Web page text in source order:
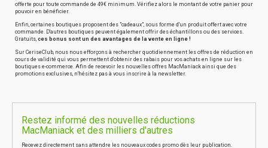
offerte pour toute commande de 49€ minimum. Vérifiez alors le montant de votre panier pour
pouvoir en bénéficier.
Enfin, certaines boutiques proposent des "cadeaux", sous forme d'un produit offert avec votre
commande. D'autres boutiques peuvent également offrir des échantillons ou des services.
Gratuits, ces bonus sont un des avantages de la vente en ligne !
Sur CeriseClub, nous nous efforçons à rechercher quotidiennement les offres de réduction en
cours de validité qui vous permettent d'obtenir des rabais pour vos achats en ligne sur les
boutiques e-commerce. Afin de recevoir les nouvelles offres MacManiack ainsi que des
promotions exclusives, n'hésitez pas à vous inscrire à la newsletter.
Restez informé des nouvelles réductions
MacManiack et des milliers d'autres
Recevez directement sans attendre les nouveaux codes promo dès leur publication.